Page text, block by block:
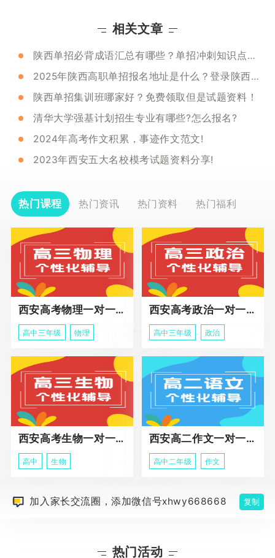
相关文章
陕西单招必背成语汇总有哪些？单招冲刺知识点整理！
2025年陕西高职单招报名地址是什么？登录陕西省教育考试院报名！
陕西单招集训班哪家好？免费领取但是试题资料！
清华大学强基计划招生专业有哪些?怎么报名?
2024年高考作文积累，事迹作文范文!
2023年西安五大名校模考试题资料分享!
热门课程 热门资讯 热门资料 热门福利
西安高考物理一对一辅导课程
高中三年级 物理
西安高考政治一对一辅导课程
高中三年级 政治
西安高考生物一对一辅导
高中 生物
西安高二作文一对一辅导课程
高中二年级 作文
加入家长交流圈，添加微信号xhwy668668 复制
热门活动